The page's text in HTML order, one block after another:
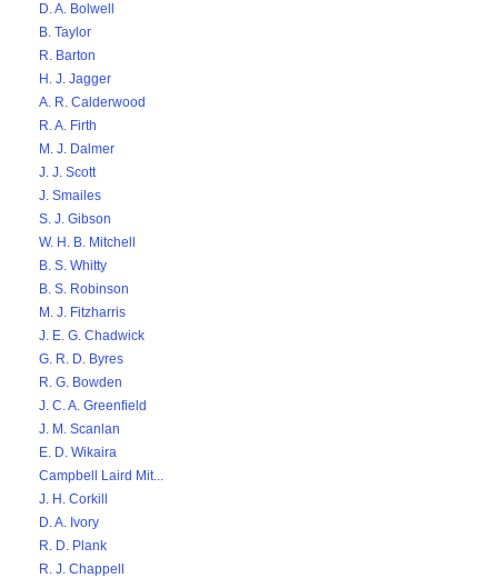
D. A. Bolwell
B. Taylor
R. Barton
H. J. Jagger
A. R. Calderwood
R. A. Firth
M. J. Dalmer
J. J. Scott
J. Smailes
S. J. Gibson
W. H. B. Mitchell
B. S. Whitty
B. S. Robinson
M. J. Fitzharris
J. E. G. Chadwick
G. R. D. Byres
R. G. Bowden
J. C. A. Greenfield
J. M. Scanlan
E. D. Wikaira
Campbell Laird Mit...
J. H. Corkill
D. A. Ivory
R. D. Plank
R. J. Chappell